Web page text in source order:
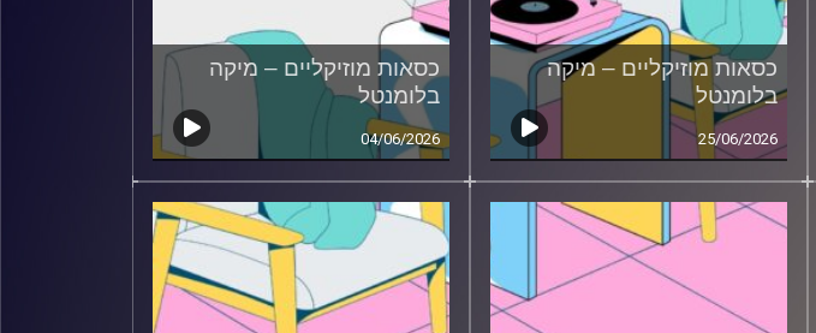
כסאות מוזיקליים – מיקה
בלומנטל
25/06/2026
כסאות מוזיקליים – מיקה
בלומנטל
04/06/2026